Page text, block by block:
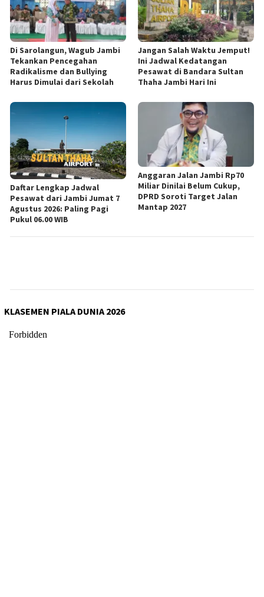
Di Sarolangun, Wagub Jambi
Tekankan Pencegahan
Radikalisme dan Bullying
Harus Dimulai dari Sekolah
Jangan Salah Waktu Jemput!
Ini Jadwal Kedatangan
Pesawat di Bandara Sultan
Thaha Jambi Hari Ini
Daftar Lengkap Jadwal
Pesawat dari Jambi Jumat 7
Agustus 2026: Paling Pagi
Pukul 06.00 WIB
Anggaran Jalan Jambi Rp70
Miliar Dinilai Belum Cukup,
DPRD Soroti Target Jalan
Mantap 2027
KLASEMEN PIALA DUNIA 2026